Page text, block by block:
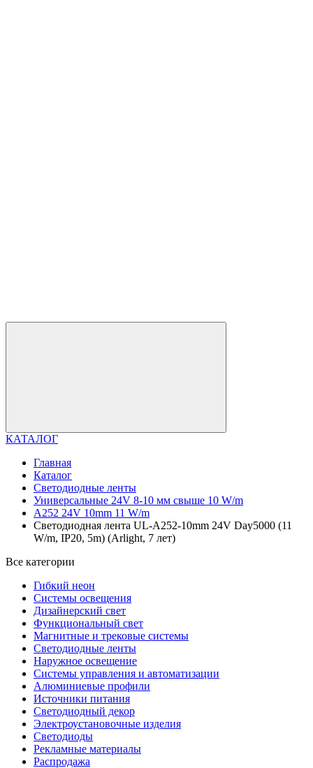
КАТАЛОГ
Главная
Каталог
Светодиодные ленты
Универсальные 24V 8-10 мм свыше 10 W/m
A252 24V 10mm 11 W/m
Светодиодная лента UL-A252-10mm 24V Day5000 (11
W/m, IP20, 5m) (Arlight, 7 лет)
Все категории
Гибкий неон
Системы освещения
Дизайнерский свет
Функциональный свет
Магнитные и трековые системы
Светодиодные ленты
Наружное освещение
Системы управления и автоматизации
Алюминиевые профили
Источники питания
Светодиодный декор
Электроустановочные изделия
Светодиоды
Рекламные материалы
Распродажа